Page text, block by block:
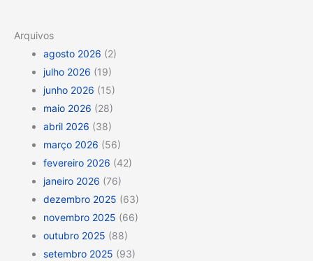
Arquivos
agosto 2026 (2)
julho 2026 (19)
junho 2026 (15)
maio 2026 (28)
abril 2026 (38)
março 2026 (56)
fevereiro 2026 (42)
janeiro 2026 (76)
dezembro 2025 (63)
novembro 2025 (66)
outubro 2025 (88)
setembro 2025 (93)